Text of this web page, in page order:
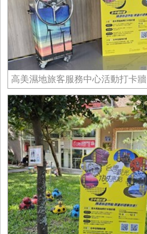
高美濕地旅客服務中心活動打卡牆